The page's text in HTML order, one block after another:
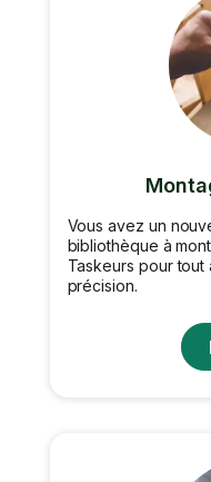
Vous avez un
bibliothèque à
Taskeurs pour
précision.